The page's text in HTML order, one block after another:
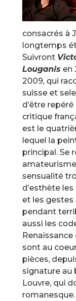
consacrés à
longtemps
Suivront
Louganis en
2009, qui
suisse et
d’être
critique
est le
lequel la
principal. Se
sensualité
d’esthète
et les gestes
pendant
aussi les
sont au
pièces,
signature au
Louvre, qui
romanesque.